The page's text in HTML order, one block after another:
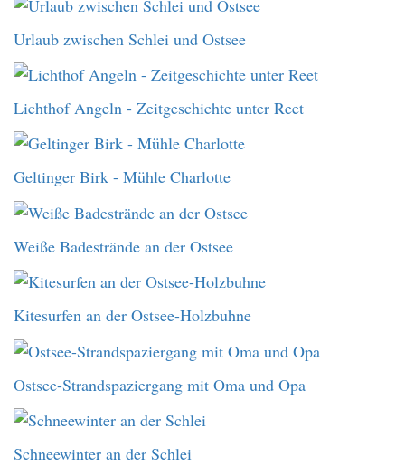
Urlaub zwischen Schlei und Ostsee
Lichthof Angeln - Zeitgeschichte unter Reet
Geltinger Birk - Mühle Charlotte
Weiße Badestrände an der Ostsee
Kitesurfen an der Ostsee-Holzbuhne
Ostsee-Strandspaziergang mit Oma und Opa
Schneewinter an der Schlei